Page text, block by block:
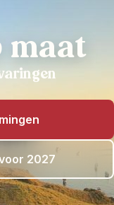
maat
2027